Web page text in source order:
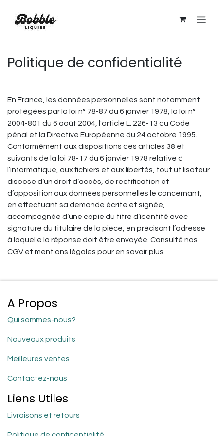
Politique de confidentialité
En France, les données personnelles sont notamment
protégées par la loi n° 78-87 du 6 janvier 1978, la loi n°
2004-801 du 6 août 2004, l'article L. 226-13 du Code
pénal et la Directive Européenne du 24 octobre 1995.
Conformément aux dispositions des articles 38 et
suivants de la loi 78-17 du 6 janvier 1978 relative à
l’informatique, aux fichiers et aux libertés, tout utilisateur
dispose d’un droit d’accès, de rectification et
d’opposition aux données personnelles le concernant,
en effectuant sa demande écrite et signée,
accompagnée d’une copie du titre d’identité avec
signature du titulaire de la pièce, en précisant l’adresse
à laquelle la réponse doit être envoyée. Consulté nos
CGV et mentions légales pour en savoir plus.
A Propos
Qui sommes-nous?
Nouveaux produits
Meilleures ventes
Contactez-nous
Liens Utiles
Livraisons et retours